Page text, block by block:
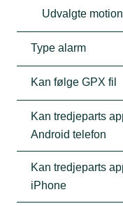
Udvalgte
Type alarm
Kan følge GPX fil
Kan tredjeparts
Android telefon
Kan tredjeparts
iPhone